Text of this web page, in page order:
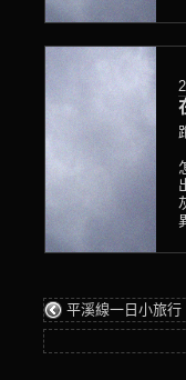
平溪線一日小旅行